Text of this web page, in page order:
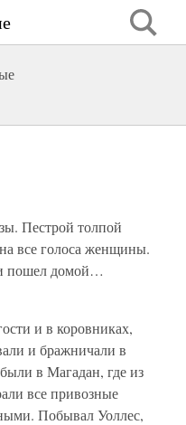
Пестрой толпой
все голоса женщины.
пошел домой…
и в коровниках,
и бражничали в
в Магадан, где из
все привозные
Побывал Уоллес,